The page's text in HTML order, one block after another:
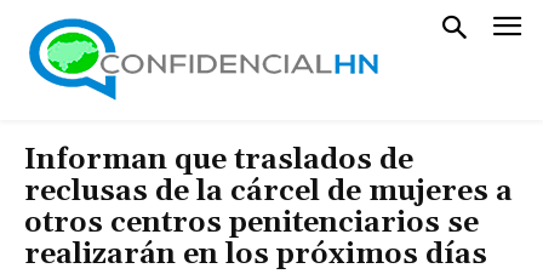
Informan que traslados de
reclusas de la cárcel de mujeres a
otros centros penitenciarios se
realizarán en los próximos días